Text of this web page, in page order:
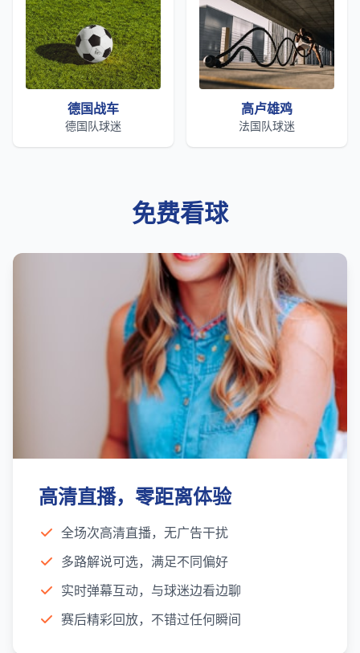
德国战车
德国队球迷
高卢雄鸡
法国队球迷
免费看球
高清直播，零距离体验
全场次高清直播，无广告干扰
多路解说可选，满足不同偏好
实时弹幕互动，与球迷边看边聊
赛后精彩回放，不错过任何瞬间